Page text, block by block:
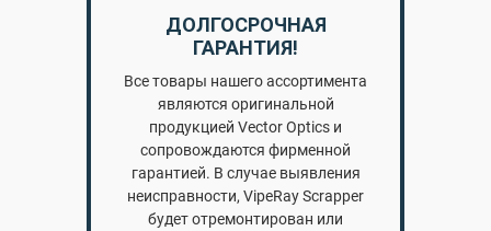
ДОЛГОСРОЧНАЯ
ГАРАНТИЯ!
Все товары нашего ассортимента
являются оригинальной
продукцией Vector Optics и
сопровождаются фирменной
гарантией. В случае выявления
неисправности, VipeRay Scrapper
будет отремонтирован или